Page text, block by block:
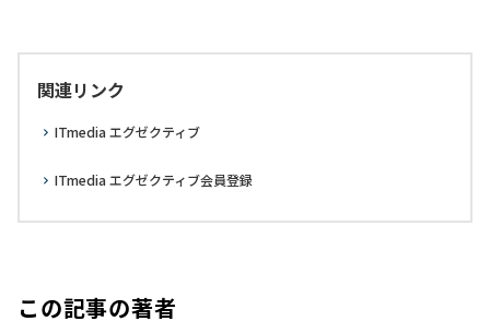
関連リンク
ITmedia エグゼクティブ
ITmedia エグゼクティブ会員登録
この記事の著者